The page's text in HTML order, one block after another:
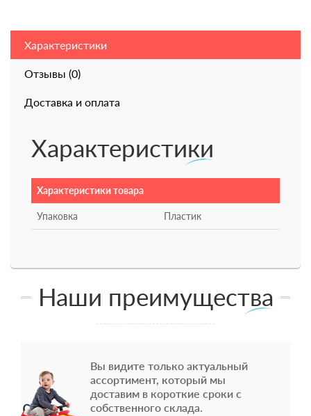
Характеристики
Отзывы (0)
Доставка и оплата
Характеристики
Характеристики товара
Упаковка Пластик
Наши преимущества
Вы видите только актуальный
ассортимент, который мы
доставим в короткие сроки с
собственного склада.